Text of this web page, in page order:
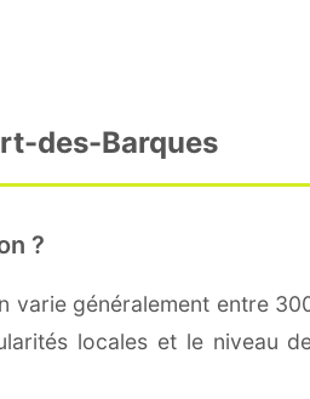
des-Barques
?
varie généralement entre
locales et le niveau